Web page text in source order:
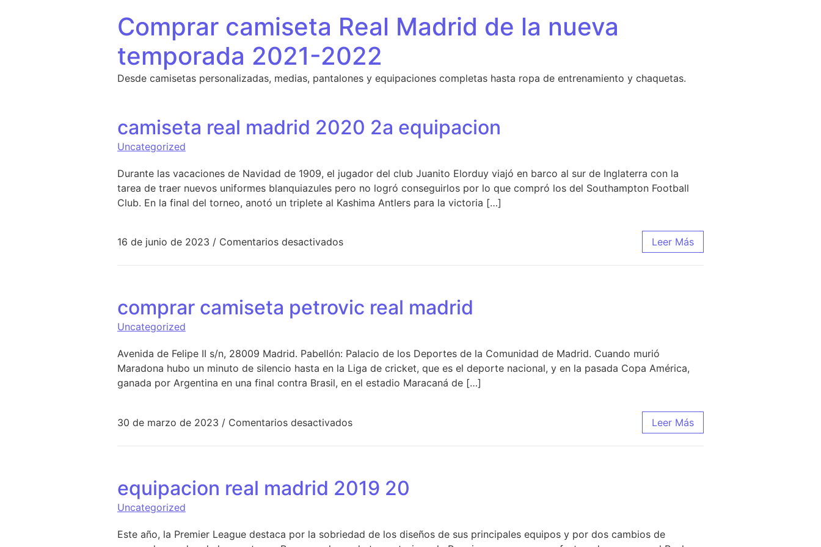
Comprar camiseta Real Madrid de la nueva
temporada 2021-2022
Desde camisetas personalizadas, medias, pantalones y equipaciones completas hasta ropa de entrenamiento y chaquetas.
camiseta real madrid 2020 2a equipacion
Uncategorized
Durante las vacaciones de Navidad de 1909, el jugador del club Juanito Elorduy viajó en barco al sur de Inglaterra con la
tarea de traer nuevos uniformes blanquiazules pero no logró conseguirlos por lo que compró los del Southampton Football
Club. En la final del torneo, anotó un triplete al Kashima Antlers para la victoria […]
16 de junio de 2023 / Comentarios desactivadosen camiseta real madrid 2020 2a equipacion Leer Más
comprar camiseta petrovic real madrid
Uncategorized
Avenida de Felipe II s/n, 28009 Madrid. Pabellón: Palacio de los Deportes de la Comunidad de Madrid. Cuando murió
Maradona hubo un minuto de silencio hasta en la Liga de cricket, que es el deporte nacional, y en la pasada Copa América,
ganada por Argentina en una final contra Brasil, en el estadio Maracaná de […]
30 de marzo de 2023 / Comentarios desactivadosen comprar camiseta petrovic real madrid Leer Más
equipacion real madrid 2019 20
Uncategorized
Este año, la Premier League destaca por la sobriedad de los diseños de sus principales equipos y por dos cambios de